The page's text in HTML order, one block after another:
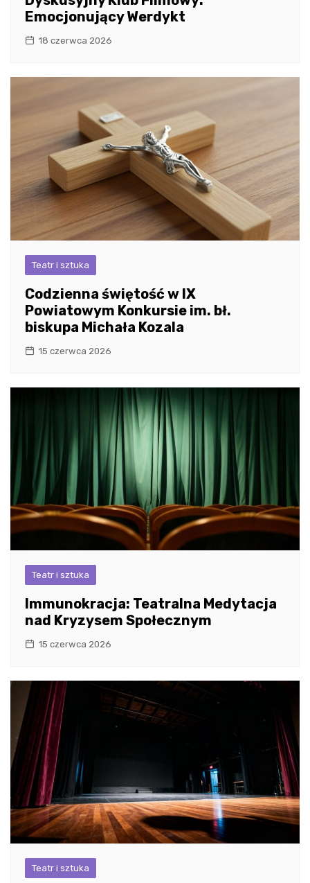
Emocjonujący Werdykt
18 czerwca 2026
Teatr i sztuka
Codzienna świętość w IX
Powiatowym Konkursie im. bł.
biskupa Michała Kozala
15 czerwca 2026
Teatr i sztuka
Immunokracja: Teatralna Medytacja
nad Kryzysem Społecznym
15 czerwca 2026
Teatr i sztuka